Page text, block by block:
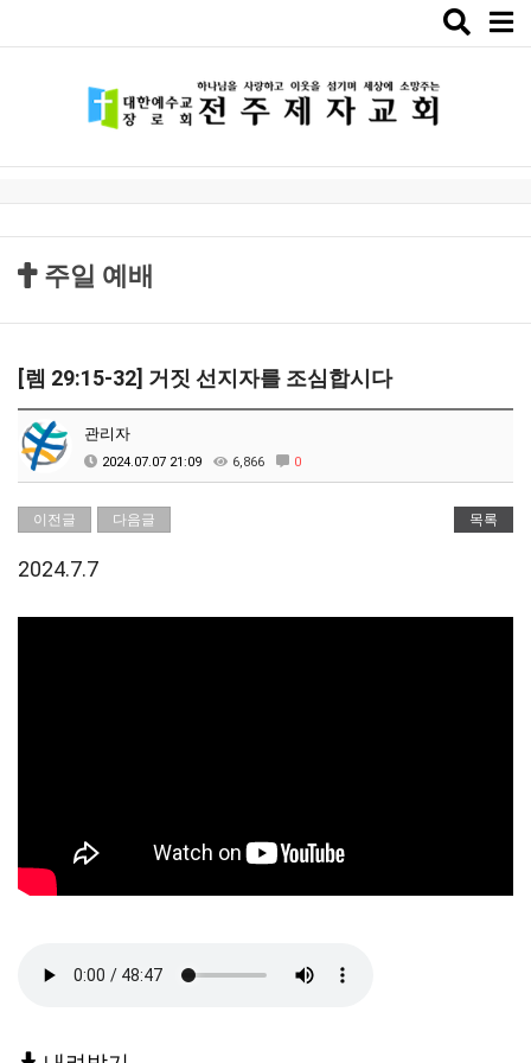
Toggle
주일 예배
[렘 29:15-32] 거짓 선지자를 조심합시다
관리자
2024.07.07 21:09 6,866 0
이전글 다음글 목록
2024.7.7